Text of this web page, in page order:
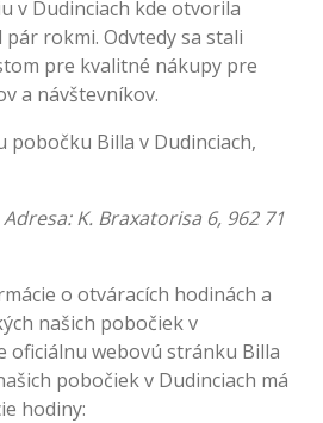
v Dudinciach kde otvorila
rokmi. Odvtedy sa stali
pre kvalitné nákupy pre
a návštevníkov.
pobočku Billa v Dudinciach,
K. Braxatorisa 6, 962 71
o otváracích hodinách a
našich pobočiek v
oficiálnu webovú stránku Billa
pobočiek v Dudinciach má
hodiny: